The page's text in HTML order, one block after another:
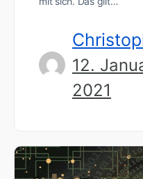
12.
2021